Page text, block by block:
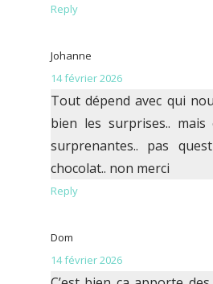
Reply
Johanne
14 février 2026
Tout dépend avec qui
bien les surprises..
surprenantes.. pas
chocolat.. non merci
Reply
Dom
14 février 2026